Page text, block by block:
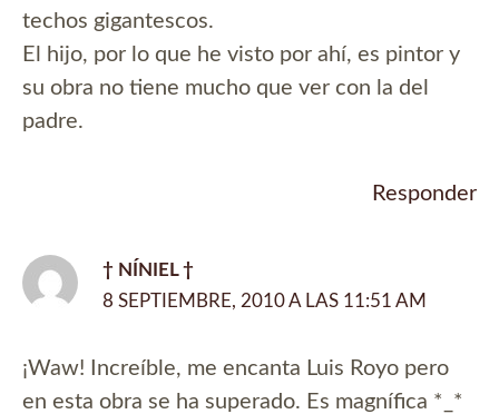
techos gigantescos.
El hijo, por lo que he visto por ahí, es pintor y
su obra no tiene mucho que ver con la del
padre.
Responder
† NÍNIEL †
8 SEPTIEMBRE, 2010 A LAS 11:51 AM
¡Waw! Increíble, me encanta Luis Royo pero
en esta obra se ha superado. Es magnífica *_*